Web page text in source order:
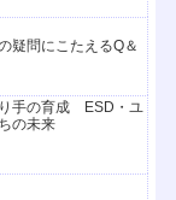
疑問にこたえるQ＆
手の育成 ESD・ユ
の未来